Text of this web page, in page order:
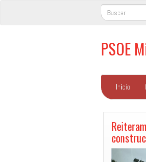
PSOE
Inicio